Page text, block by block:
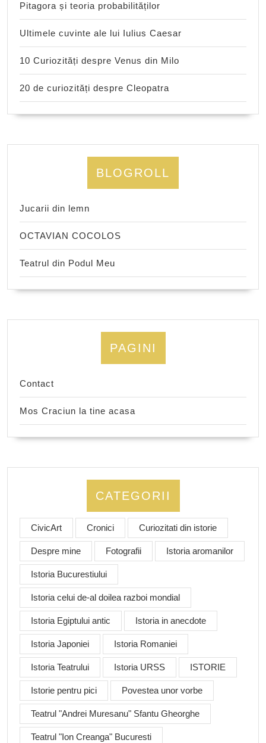
Pitagora și teoria probabilităților
Ultimele cuvinte ale lui Iulius Caesar
10 Curiozități despre Venus din Milo
20 de curiozități despre Cleopatra
BLOGROLL
Jucarii din lemn
OCTAVIAN COCOLOS
Teatrul din Podul Meu
PAGINI
Contact
Mos Craciun la tine acasa
CATEGORII
CivicArt Cronici Curiozitati din istorie
Despre mine Fotografii Istoria aromanilor
Istoria Bucurestiului
Istoria celui de-al doilea razboi mondial
Istoria Egiptului antic Istoria in anecdote
Istoria Japoniei Istoria Romaniei
Istoria Teatrului Istoria URSS ISTORIE
Istorie pentru pici Povestea unor vorbe
Teatrul "Andrei Muresanu" Sfantu Gheorghe
Teatrul "Ion Creanga" Bucuresti